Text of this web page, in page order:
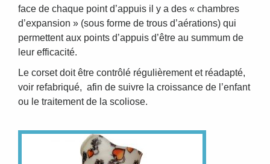
face de chaque point d’appuis il y a des « chambres
d’expansion » (sous forme de trous d’aérations) qui
permettent aux points d’appuis d’être au summum de
leur efficacité.
Le corset doit être contrôlé régulièrement et réadapté,
voir refabriqué, afin de suivre la croissance de l’enfant
ou le traitement de la scoliose.